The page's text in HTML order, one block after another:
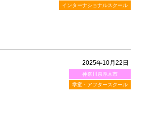
インターナショナルスクール
2025年10月22日
神奈川県厚木市
学童・アフタースクール